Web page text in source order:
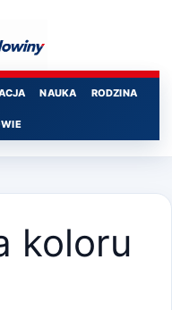
NAUKA RODZINA
koloru